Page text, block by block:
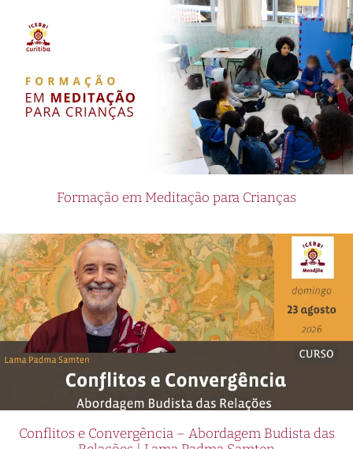
Formação em Meditação para Crianças
Conflitos e Convergência – Abordagem Budista das